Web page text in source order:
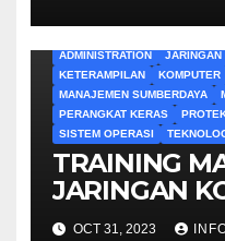
ADMINISTRATION JARINGAN
KETERAMPILAN
KOMPUTER
MANAJEMEN SUMBERDAYA
PERANGKAT KERAS
SISTEM OPERASI
TRAINING
JARINGAN
OCT 31, 2023